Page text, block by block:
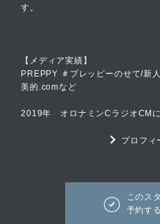
す。
【メディア実績】
PREPPY ＃プレッピーのせて/新
美的.comなど
2019年 オロナミンCラジオCM
プロフィ
このス
予約する